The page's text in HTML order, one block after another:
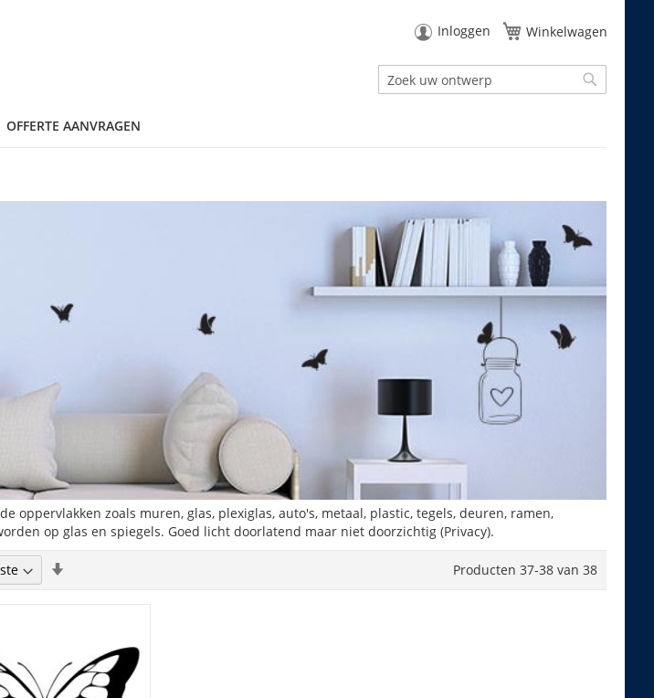
Inloggen Winkelwagen
Zoek
OFFERTE AANVRAGEN
oppervlakken zoals muren, glas, plexiglas, auto's, metaal, plastic, tegels, deuren, ramen,
op glas en spiegels. Goed licht doorlatend maar niet doorzichtig (Privacy).
Producten 37-38 van 38